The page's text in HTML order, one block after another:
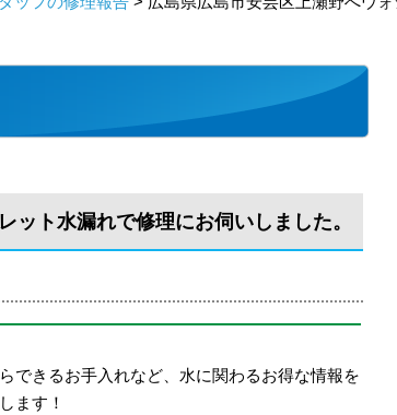
ット水漏れで修理にお伺いしました。
できるお手入れなど、水に関わるお得な情報を
ます！